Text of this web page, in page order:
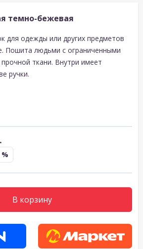
темно-бежевая
для одежды или других предметов
Пошита людьми с ограниченными
ткани. Внутри имеет
ручки.
В корзину